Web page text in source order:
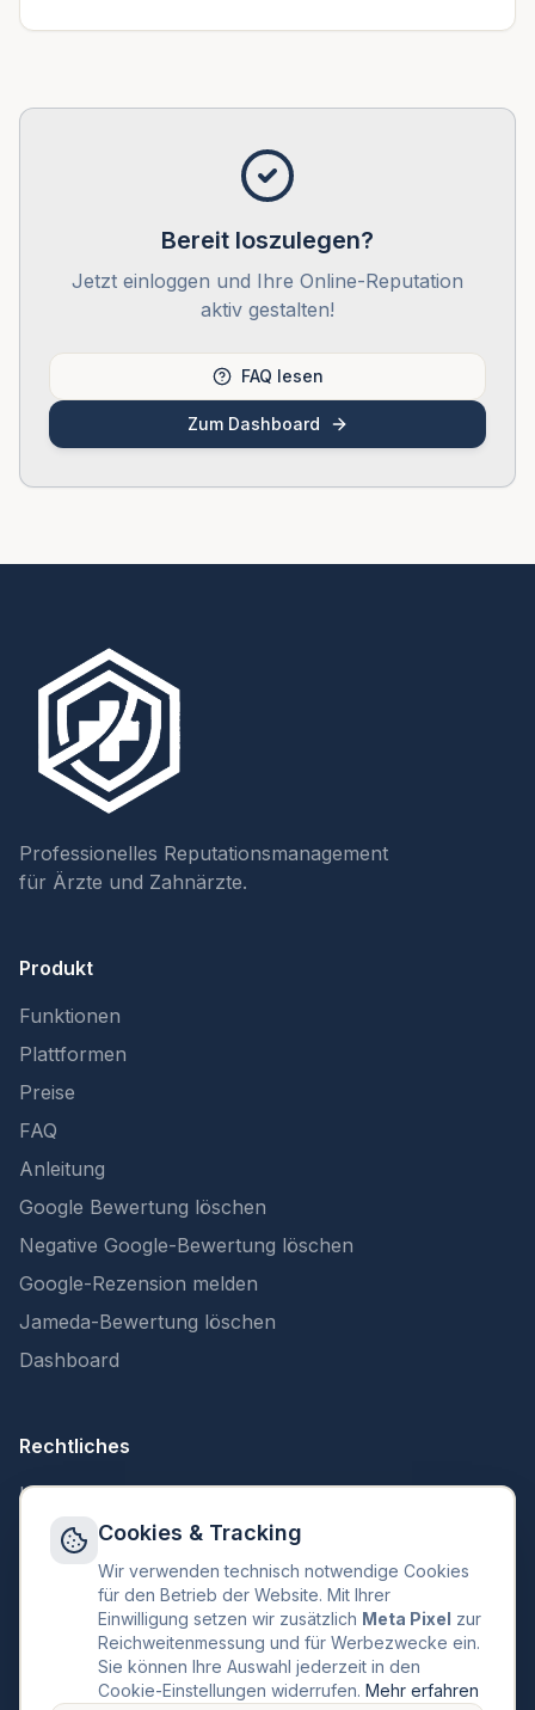
Bereit loszulegen?
Jetzt einloggen und Ihre Online-Reputation
aktiv gestalten!
FAQ lesen
Zum Dashboard
Professionelles Reputationsmanagement
für Ärzte und Zahnärzte.
Produkt
Funktionen
Plattformen
Preise
FAQ
Anleitung
Google Bewertung löschen
Negative Google-Bewertung löschen
Google-Rezension melden
Jameda-Bewertung löschen
Dashboard
Rechtliches
Impressum
Datenschutz
KI-Transparenz
Cookie-Einstellungen
Cookies & Tracking
Wir verwenden technisch notwendige Cookies
für den Betrieb der Website. Mit Ihrer
Einwilligung setzen wir zusätzlich Meta Pixel zur
Reichweitenmessung und für Werbezwecke ein.
Sie können Ihre Auswahl jederzeit in den
Cookie-Einstellungen widerrufen. Mehr erfahren